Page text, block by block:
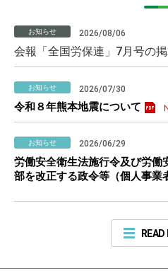
お知らせ 2026/08/06
会報「全国労保連」7月号の
お知らせ 2026/07/30
令和８年熊本地震について
お知らせ 2026/06/29
労働安全衛生法施行令及び労働
部を改正する政令等（個人事業